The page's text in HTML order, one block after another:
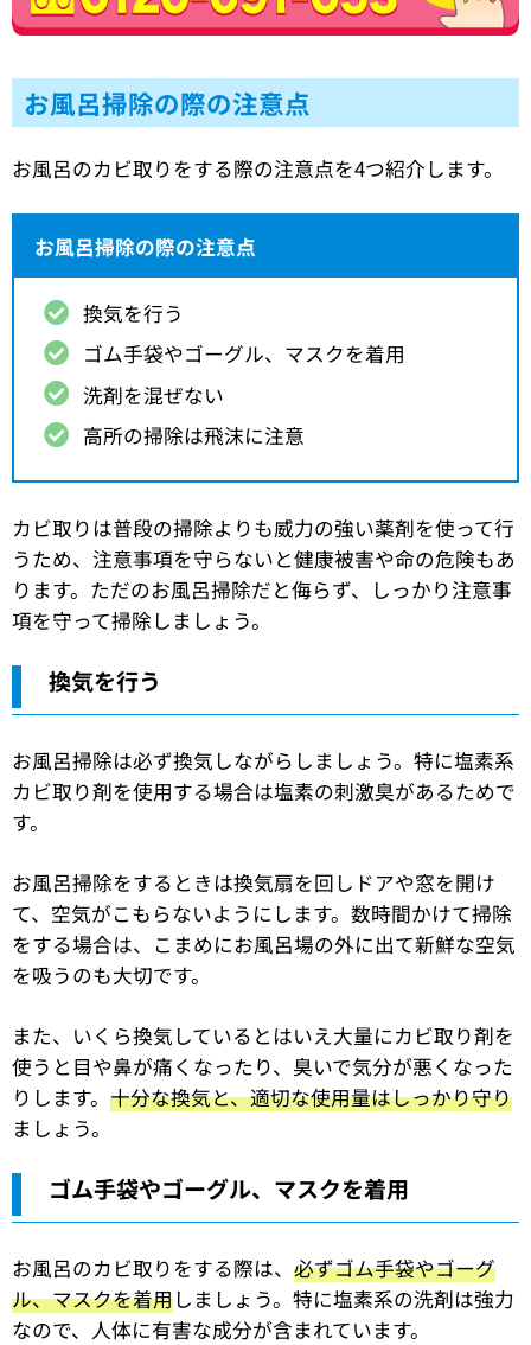
お風呂掃除の際の注意点
お風呂のカビ取りをする際の注意点を4つ紹介します。
お風呂掃除の際の注意点
換気を行う
ゴム手袋やゴーグル、マスクを着用
洗剤を混ぜない
高所の掃除は飛沫に注意
カビ取りは普段の掃除よりも威力の強い薬剤を使って行
うため、注意事項を守らないと健康被害や命の危険もあ
ります。ただのお風呂掃除だと侮らず、しっかり注意事
項を守って掃除しましょう。
換気を行う
お風呂掃除は必ず換気しながらしましょう。特に塩素系
カビ取り剤を使用する場合は塩素の刺激臭があるためで
す。
お風呂掃除をするときは換気扇を回しドアや窓を開け
て、空気がこもらないようにします。数時間かけて掃除
をする場合は、こまめにお風呂場の外に出て新鮮な空気
を吸うのも大切です。
また、いくら換気しているとはいえ大量にカビ取り剤を
使うと目や鼻が痛くなったり、臭いで気分が悪くなった
りします。 十分な換気と、適切な使用量はしっかり守り
ましょう。
ゴム手袋やゴーグル、マスクを着用
お風呂のカビ取りをする際は、 必ずゴム手袋やゴーグ
ル、マスクを着用しましょう。特に塩素系の洗剤は強力
なので、人体に有害な成分が含まれています。